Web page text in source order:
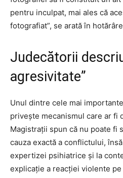
pentru inculpat, mai ales că
fotografiat”, se arată în
Judecătorii
agresivitate”
Unul dintre cele mai
privește mecanismul care ar fi
Magistrații spun că nu poate fi
cauza exactă a conflictului,
expertizei psihiatrice și la
explicaţie a reacţiei violente